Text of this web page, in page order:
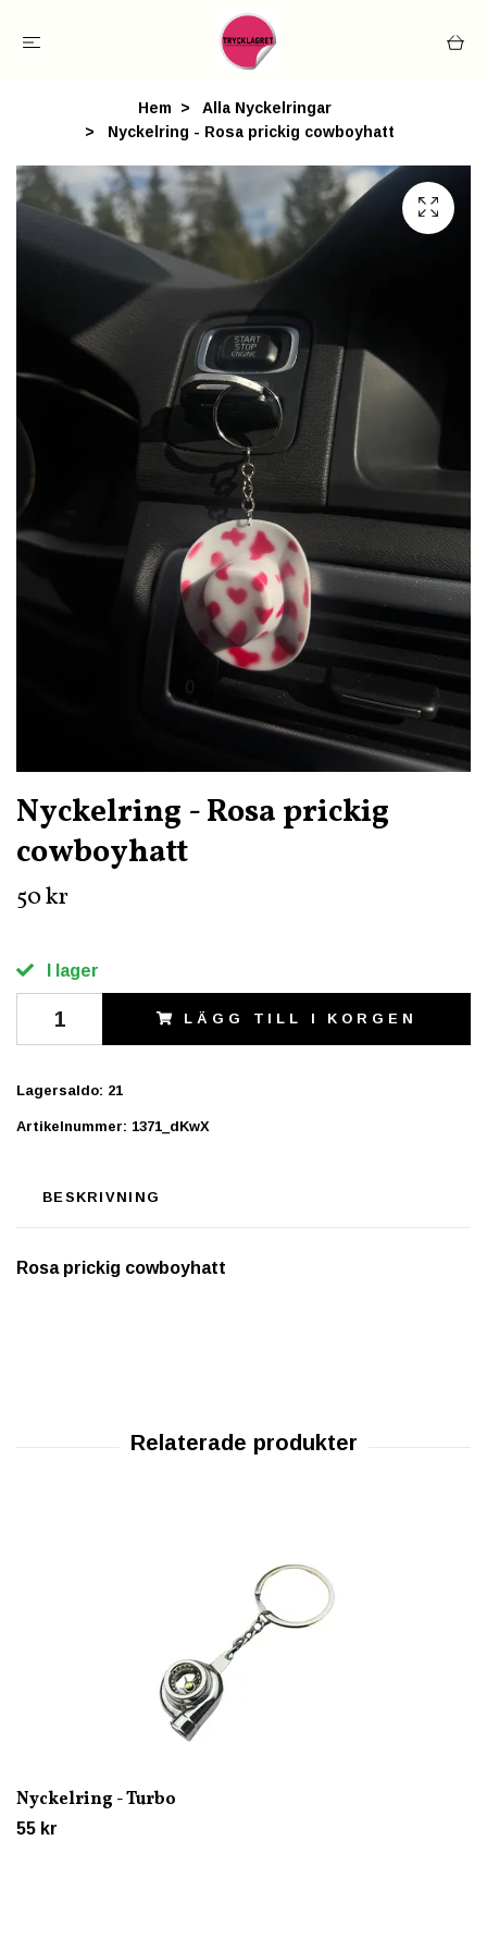
Hem
Alla Nyckelringar
Nyckelring - Rosa prickig cowboyhatt
Nyckelring - Rosa prickig
cowboyhatt
50 kr
I lager
LÄGG TILL I KORGEN
Lagersaldo: 21
Artikelnummer: 1371_dKwX
BESKRIVNING
Rosa prickig cowboyhatt
Nyckelring - Turbo
55 kr